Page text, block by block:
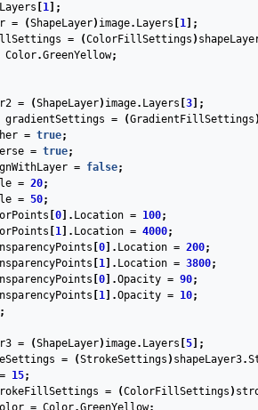
Layers 1];
= (ShapeLayer) image. Layers 1];
= (ColorFillSettings )
Color.GreenYellow;
= (ShapeLayer) image. Layers 3];
gradientSettings = (GradientFillSettings )
= true;
= true;
= false;
= 20;
= 50;
0]. Location = 100;
1]. Location = 4000;
0]. Location = 200;
1]. Location = 3800;
0].Opacity = 90;
1].Opacity = 10;
= (ShapeLayer) image. Layers 5];
= (StrokeSettings ) shapeLayer3.
= 15;
= (ColorFillSettings )
= Color.GreenYellow;